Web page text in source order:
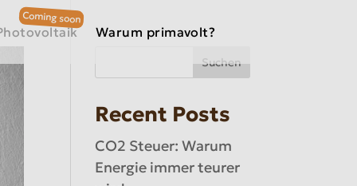
Warum primavolt?
Suchen
Recent Posts
CO2 Steuer: Warum
Energie immer teurer